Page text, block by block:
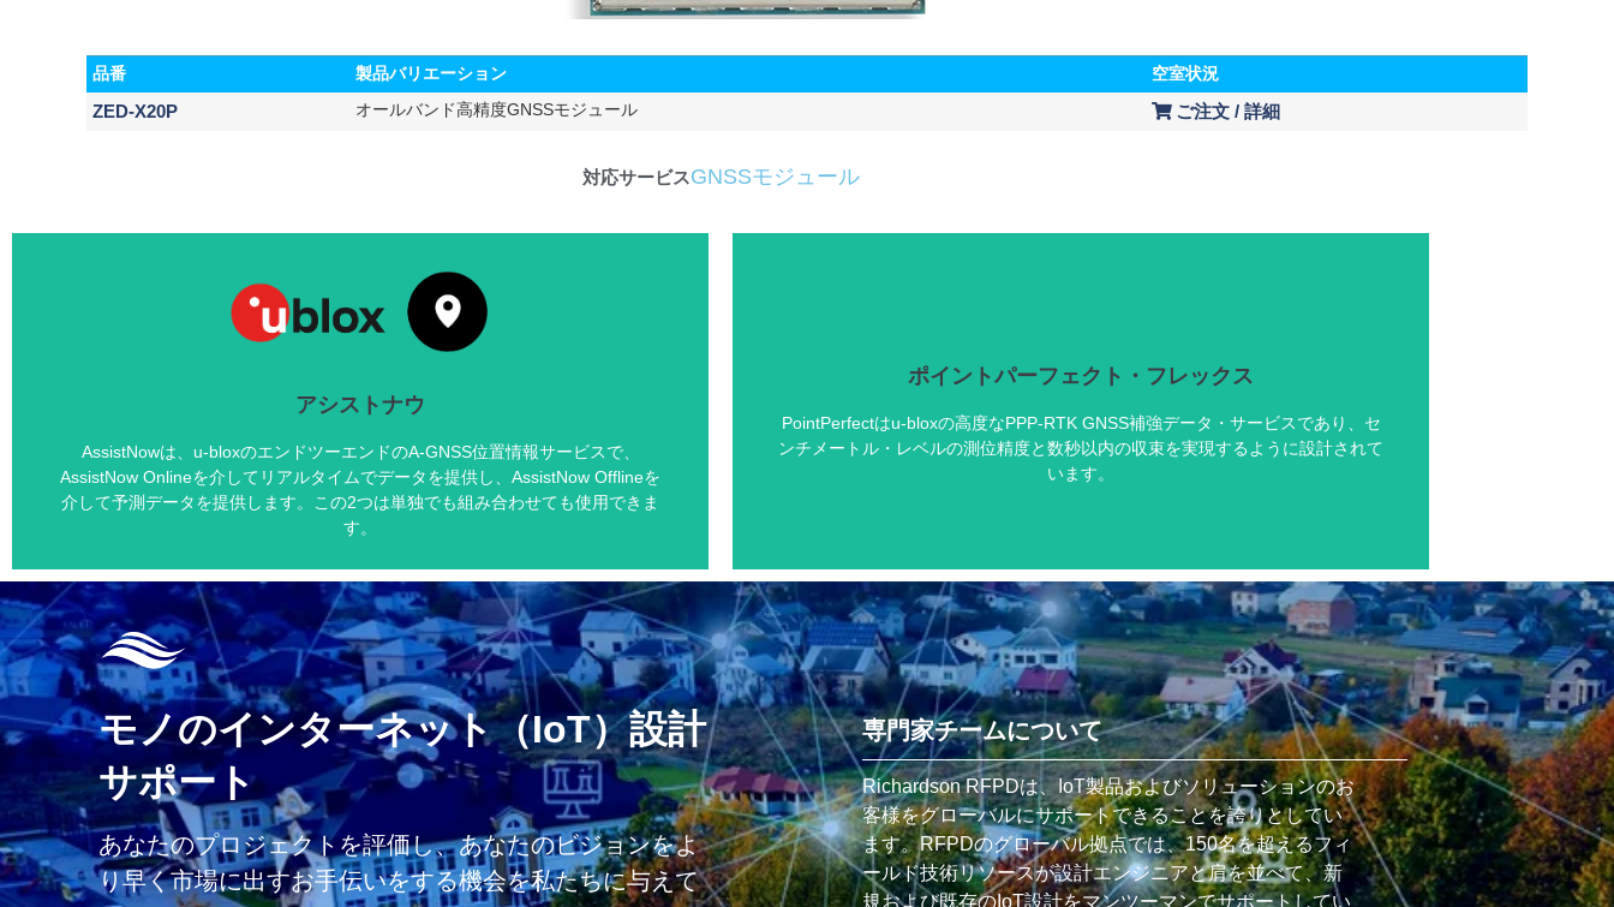
品番 製品バリエーション 空室状況
ZED-X20P オールバンド高精度GNSSモジュール ご注文 / 詳細
対応サービスGNSSモジュール
アシストナウ
AssistNowは、u-bloxのエンドツーエンドのA-GNSS位置情報サービスで、
AssistNow Onlineを介してリアルタイムでデータを提供し、AssistNow Offlineを
介して予測データを提供します。この2つは単独でも組み合わせても使用できま
す。
アシストナウ
グローバルな可用性が保証されたリアルタイムのオンラインA-GNSSサービス
保証とサポートに支えられ、プレミアムサービスも利用可能
SUPLに準拠していない製品でも簡単に統合できる
サービスから企業まで保護されたデータプライバシー 迅速な初期対応
さらに詳しく
ポイントパーフェクト・フレックス
PointPerfectはu-bloxの高度なPPP-RTK GNSS補強データ・サービスであり、セ
ンチメートル・レベルの測位精度と数秒以内の収束を実現するように設計されて
います。
ポイントパーフェクト・フレックス
3～6cm¹の精度と数秒以内の収束性
低帯域幅データで伝送コストを削減
直感的なIoTサービス・デリバリー・プラットフォームはビジネスに摩擦を
与えない
インターネットおよびLバンド衛星経由での99.9%のアップタイム可用性
さらに詳しく
モノのインターネット（IoT）設計
サポート
あなたのプロジェクトを評価し、あなたのビジョンをよ
り早く市場に出すお手伝いをする機会を私たちに与えて
専門家チームについて
Richardson RFPDは、IoT製品およびソリューションのお
客様をグローバルにサポートできることを誇りとしてい
ます。RFPDのグローバル拠点では、150名を超えるフィ
ールド技術リソースが設計エンジニアと肩を並べて、新
規および既存のIoT設計をマンツーマンでサポートしてい